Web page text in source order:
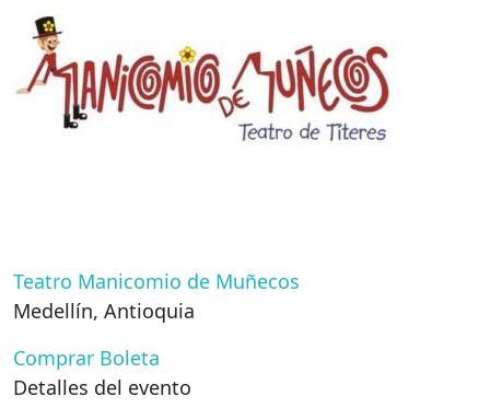
Teatro Manicomio de Muñecos
Medellín, Antioquia
Comprar Boleta
Detalles del evento